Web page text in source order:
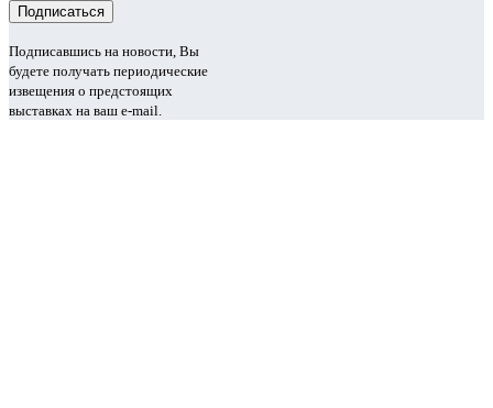
Подписавшись на новости, Вы
будете получать периодические
извещения о предстоящих
выставках на ваш e-mail.